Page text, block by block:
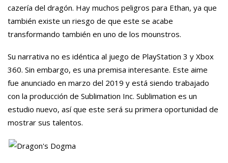
cazería del dragón. Hay muchos peligros para Ethan, ya que
también existe un riesgo de que este se acabe
transformando también en uno de los mounstros.
Su narrativa no es idéntica al juego de PlayStation 3 y Xbox
360. Sin embargo, es una premisa interesante. Este aime
fue anunciado en marzo del 2019 y está siendo trabajado
con la producción de Sublimation Inc. Sublimation es un
estudio nuevo, así que este será su primera oportunidad de
mostrar sus talentos.